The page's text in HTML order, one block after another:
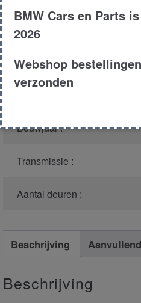
Model :
Carroserie :
Bouwjaar :
Transmissie :
Aantal deuren :
Beschrijving
Beschrijving
BMW Cars en Parts
2026
Webshop
verzonden